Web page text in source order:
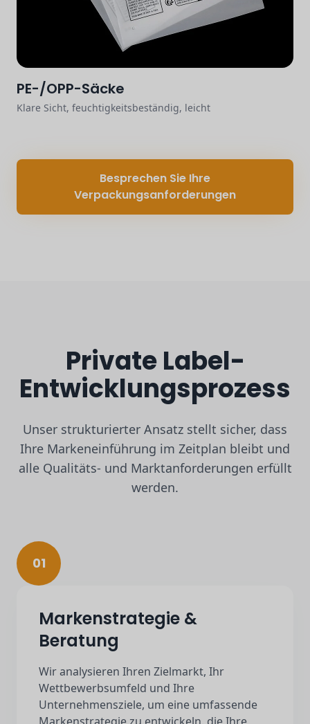
PE-/OPP-Säcke
Klare Sicht, feuchtigkeitsbeständig, leicht
Besprechen Sie Ihre
Verpackungsanforderungen
Private Label-
Entwicklungsprozess
Unser strukturierter Ansatz stellt sicher, dass
Ihre Markeneinführung im Zeitplan bleibt und
alle Qualitäts- und Marktanforderungen erfüllt
werden.
01
Markenstrategie &
Beratung
Wir analysieren Ihren Zielmarkt, Ihr
Wettbewerbsumfeld und Ihre
Unternehmensziele, um eine umfassende